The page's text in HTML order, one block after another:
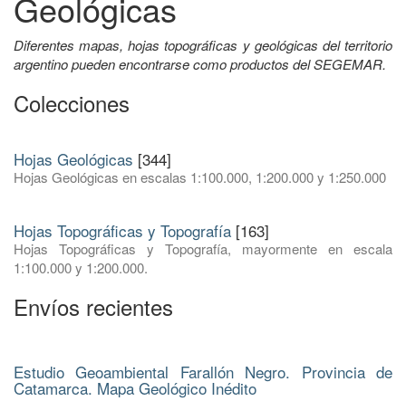
Diferentes mapas, hojas topográficas y geológicas del territorio
argentino pueden encontrarse como productos del SEGEMAR.
Colecciones
Hojas Geológicas [344]
Hojas Geológicas en escalas 1:100.000, 1:200.000 y 1:250.000
Hojas Topográficas y Topografía [163]
Hojas Topográficas y Topografía, mayormente en escala
1:100.000 y 1:200.000.
Envíos recientes
Estudio Geoambiental Farallón Negro. Provincia de
Catamarca. Mapa Geológico Inédito